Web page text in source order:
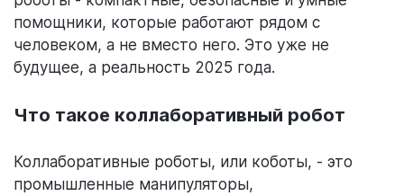
помощники, которые работают рядом с
человеком, а не вместо него. Это уже не
будущее, а реальность 2025 года.
Что такое коллаборативный робот
Коллаборативные роботы, или коботы, - это
промышленные манипуляторы,